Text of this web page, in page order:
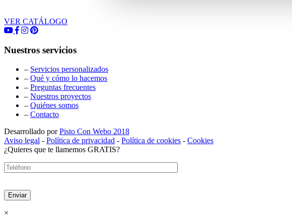
VER CATÁLOGO
Nuestros servicios
– Servicios personalizados
– Qué y cómo lo hacemos
– Preguntas frecuentes
– Nuestros proyectos
– Quiénes somos
– Contacto
Desarrollado porPisto Con Webo 2018
Aviso legal - Política de privacidad - Política de cookies - Cookies
¿Quieres que te llamemos GRATIS?
×